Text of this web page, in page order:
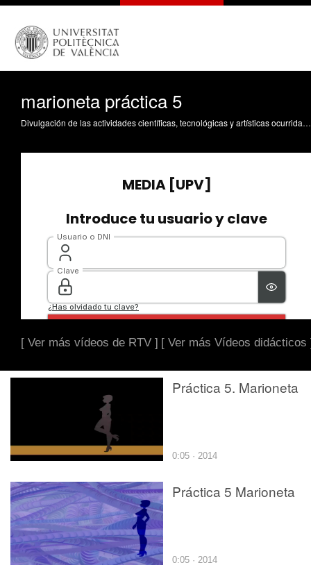
marioneta práctica 5
Divulgación de las actividades científicas, tecnológicas y artísticas ocurridas en los tres campus de la UPV
[ Ver más vídeos de RTV ] [ Ver más Vídeos didácticos
Práctica 5. Marioneta
0:05 · 2014
Práctica 5 Marioneta
0:05 · 2014